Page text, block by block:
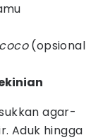
(opsional
agar-
Aduk hingga